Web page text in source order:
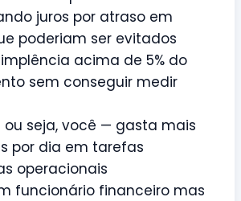
juros por atraso em
poderiam ser evitados
acima de 5% do
sem conseguir medir
ou seja, você — gasta mais
por dia em tarefas
operacionais
funcionário financeiro mas